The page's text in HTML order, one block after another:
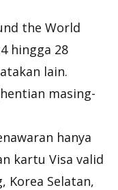
the World
hingga 28
lain.
masing-
hanya
kartu Visa valid
Korea Selatan,